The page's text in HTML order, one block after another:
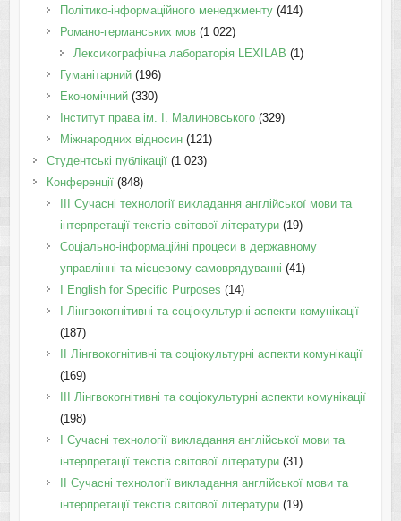
Політико-інформаційного менеджменту(414)
Романо-германських мов(1 022)
Лексикографічна лабораторія LEXILAB (1)
Гуманітарний(196)
Економічний(330)
Інститут права ім. І. Малиновського(329)
Міжнародних відносин(121)
Студентські публікації(1 023)
Конференції(848)
III Сучасні технології викладання англійської мови та
інтерпретації текстів світової літератури(19)
Соціально-інформаційні процеси в державному
управлінні та місцевому самоврядуванні (41)
І English for Specific Purposes (14)
I Лінгвокогнітивні та соціокультурні аспекти комунікації
(187)
IІ Лінгвокогнітивні та соціокультурні аспекти комунікації
(169)
IІI Лінгвокогнітивні та соціокультурні аспекти комунікації
(198)
I Cучасні технології викладання англійської мови та
інтерпретації текстів світової літератури(31)
II Cучасні технології викладання англійської мови та
інтерпретації текстів світової літератури(19)